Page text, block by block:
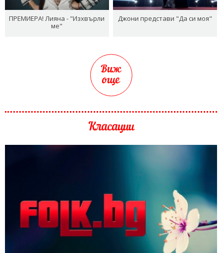
ПРЕМИЕРА! Лияна - "Изхвърли
ме"
Джони представи "Да си моя"
Виж
още
Класации